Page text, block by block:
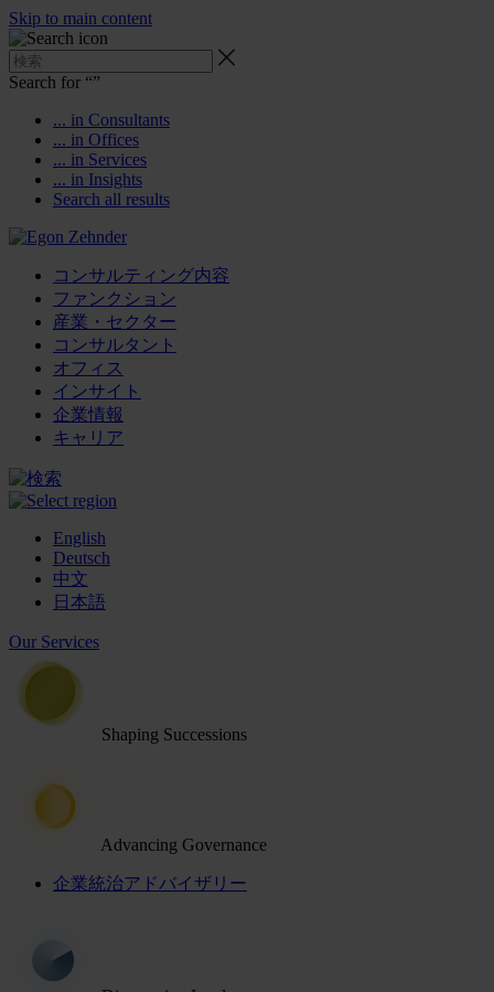
Skip to main content
Search for “”
... in Consultants
... in Offices
... in Services
... in Insights
Search all results
コンサルティング内容
ファンクション
産業・セクター
コンサルタント
オフィス
インサイト
企業情報
キャリア
English
Deutsch
中文
日本語
Our Services
Shaping Successions
Advancing Governance
企業統治アドバイザリー